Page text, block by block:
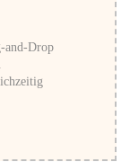
and-Drop